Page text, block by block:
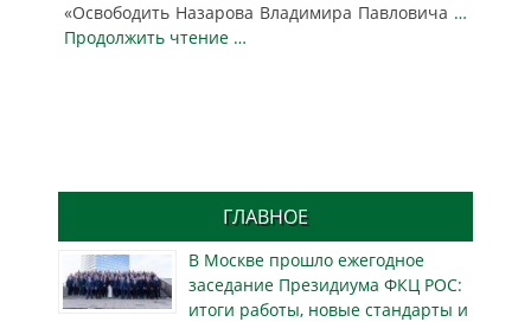
«Освободить Назарова Владимира Павловича …
Продолжить чтение …
ГЛАВНОЕ
В Москве прошло ежегодное
заседание Президиума ФКЦ РОС:
итоги работы, новые стандарты и